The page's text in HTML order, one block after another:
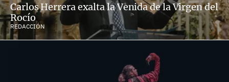
Carlos Herrera exalta la Venida de la Virgen del
Rocío
REDACCIÓN